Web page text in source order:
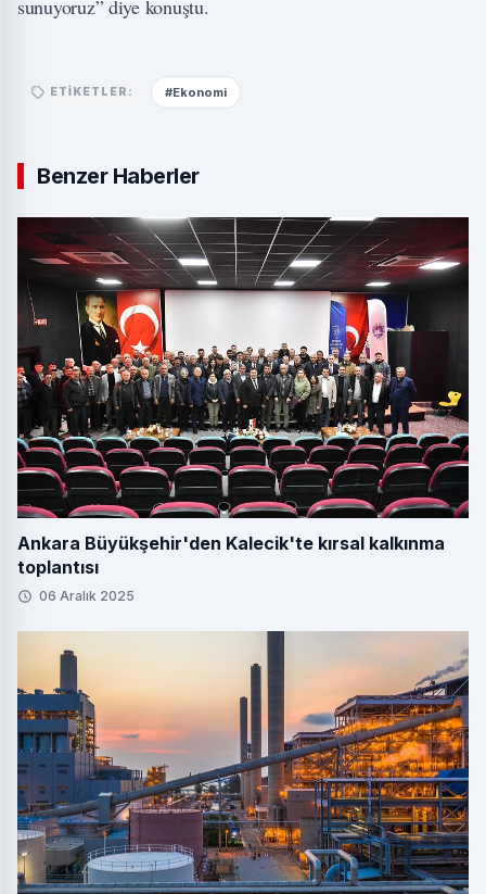
sunuyoruz” diye konuştu.
ETIKETLER: #Ekonomi
Benzer Haberler
Ankara Büyükşehir'den Kalecik'te kırsal kalkınma
toplantısı
06 Aralık 2025